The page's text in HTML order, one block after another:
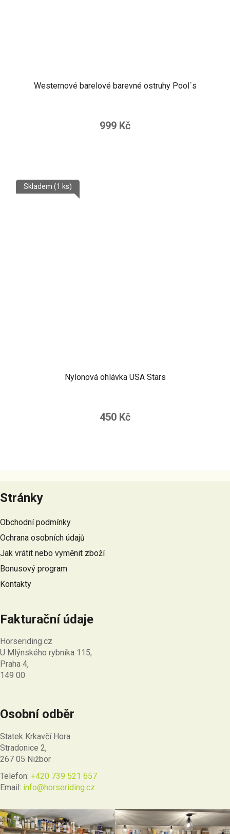
Westernové barelové barevné ostruhy Pool´s
999 Kč
Nylonová ohlávka USA Stars
Skladem (1 ks)
450 Kč
á
p
a
t
í
Stránky
Obchodní podmínky
Ochrana osobních údajů
Jak vrátit nebo vyměnit zboží
Bonusový program
Kontakty
Fakturační údaje
Horseriding.cz
U Mlýnského rybníka 115,
Praha 4,
149 00
Osobní odběr
Statek Krkavčí Hora
Stradonice 2,
267 05 Nižbor
Telefon: +420 739 521 657
Email: info@horseriding.cz